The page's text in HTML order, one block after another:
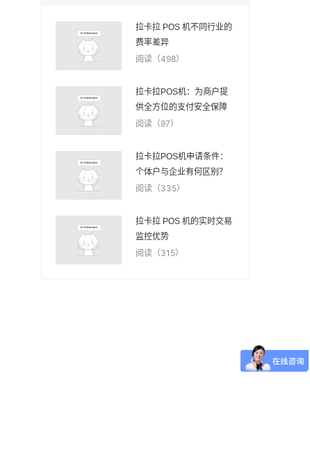
拉卡拉 POS 机不同行业的
费率差异
阅读（498）
拉卡拉POS机：为商户提
供全方位的支付安全保障
阅读（97）
拉卡拉POS机申请条件：
个体户与企业有何区别？
阅读（335）
拉卡拉 POS 机的实时交易
监控优势
阅读（315）